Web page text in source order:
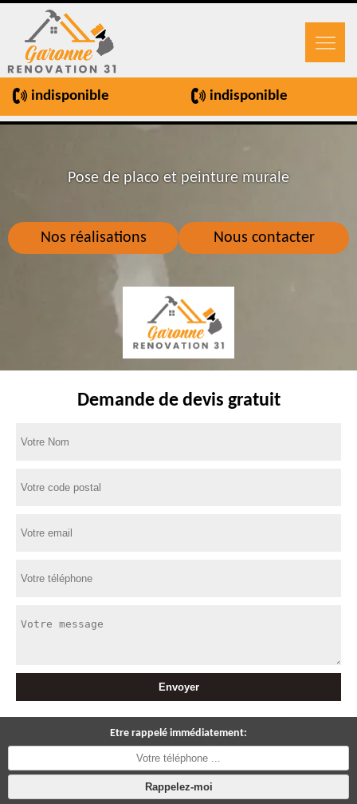
indisponible indisponible
Nos réalisations Nous contacter
Pose de placo et peinture murale
Renovation de salle de bain cuisine et
Demande de devis gratuit
Etre rappelé immédiatement: